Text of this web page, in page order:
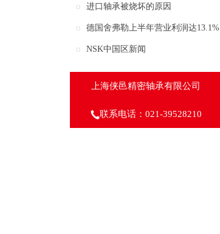
进口轴承被烧坏的原因
德国舍弗勒上半年营业利润达13.1%
保持强劲增长
NSK中国区新闻
上海侠邑精密轴承有限公司
联系电话：021-39528210